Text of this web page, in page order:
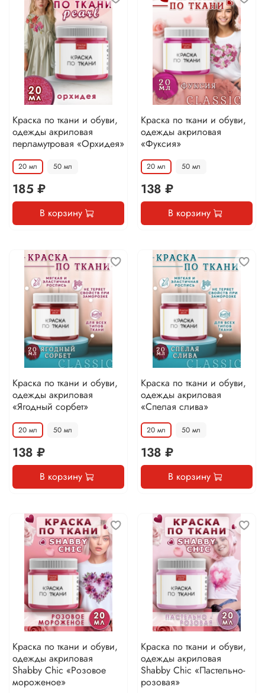
Краска по ткани и обуви,
одежды акриловая
перламутровая «Орхидея»
20 мл 50 мл
185 ₽
В корзину
Краска по ткани и обуви,
одежды акриловая
«Фуксия»
20 мл 50 мл
138 ₽
В корзину
Краска по ткани и обуви,
одежды акриловая
«Ягодный сорбет»
20 мл 50 мл
138 ₽
В корзину
Краска по ткани и обуви,
одежды акриловая
«Спелая слива»
20 мл 50 мл
138 ₽
В корзину
Краска по ткани и обуви,
одежды акриловая
Shabby Chic «Розовое
мороженое»
Краска по ткани и обуви,
одежды акриловая
Shabby Chic «Пастельно-
розовая»